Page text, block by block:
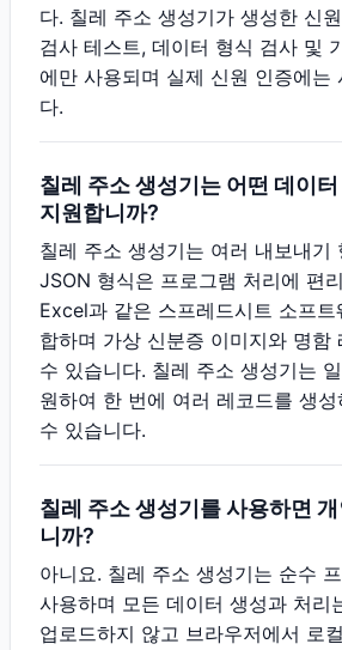
다. 칠레 주소 생성기가 생성한 신
검사 테스트, 데이터 형식 검사 및
에만 사용되며 실제 신원 인증에는
다.
칠레 주소 생성기는 어떤 데이
지원합니까?
칠레 주소 생성기는 여러 내보내기
JSON 형식은 프로그램 처리에 편
Excel과 같은 스프레드시트 소프트
합하며 가상 신분증 이미지와 명함
수 있습니다. 칠레 주소 생성기는
원하여 한 번에 여러 레코드를 생
수 있습니다.
칠레 주소 생성기를 사용하면
니까?
아니요. 칠레 주소 생성기는 순수
사용하며 모든 데이터 생성과 처리
업로드하지 않고 브라우저에서 로